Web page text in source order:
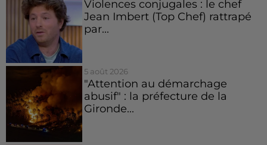
Violences conjugales : le chef
Jean Imbert (Top Chef) rattrapé
par...
5 août 2026
"Attention au démarchage
abusif" : la préfecture de la
Gironde...